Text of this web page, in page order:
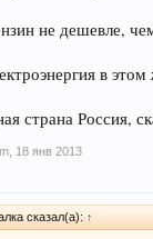
далее..
мне эти вопросы
не дешевле,
в этом
страна Россия,
18 янв 2013
сказал(а): ↑